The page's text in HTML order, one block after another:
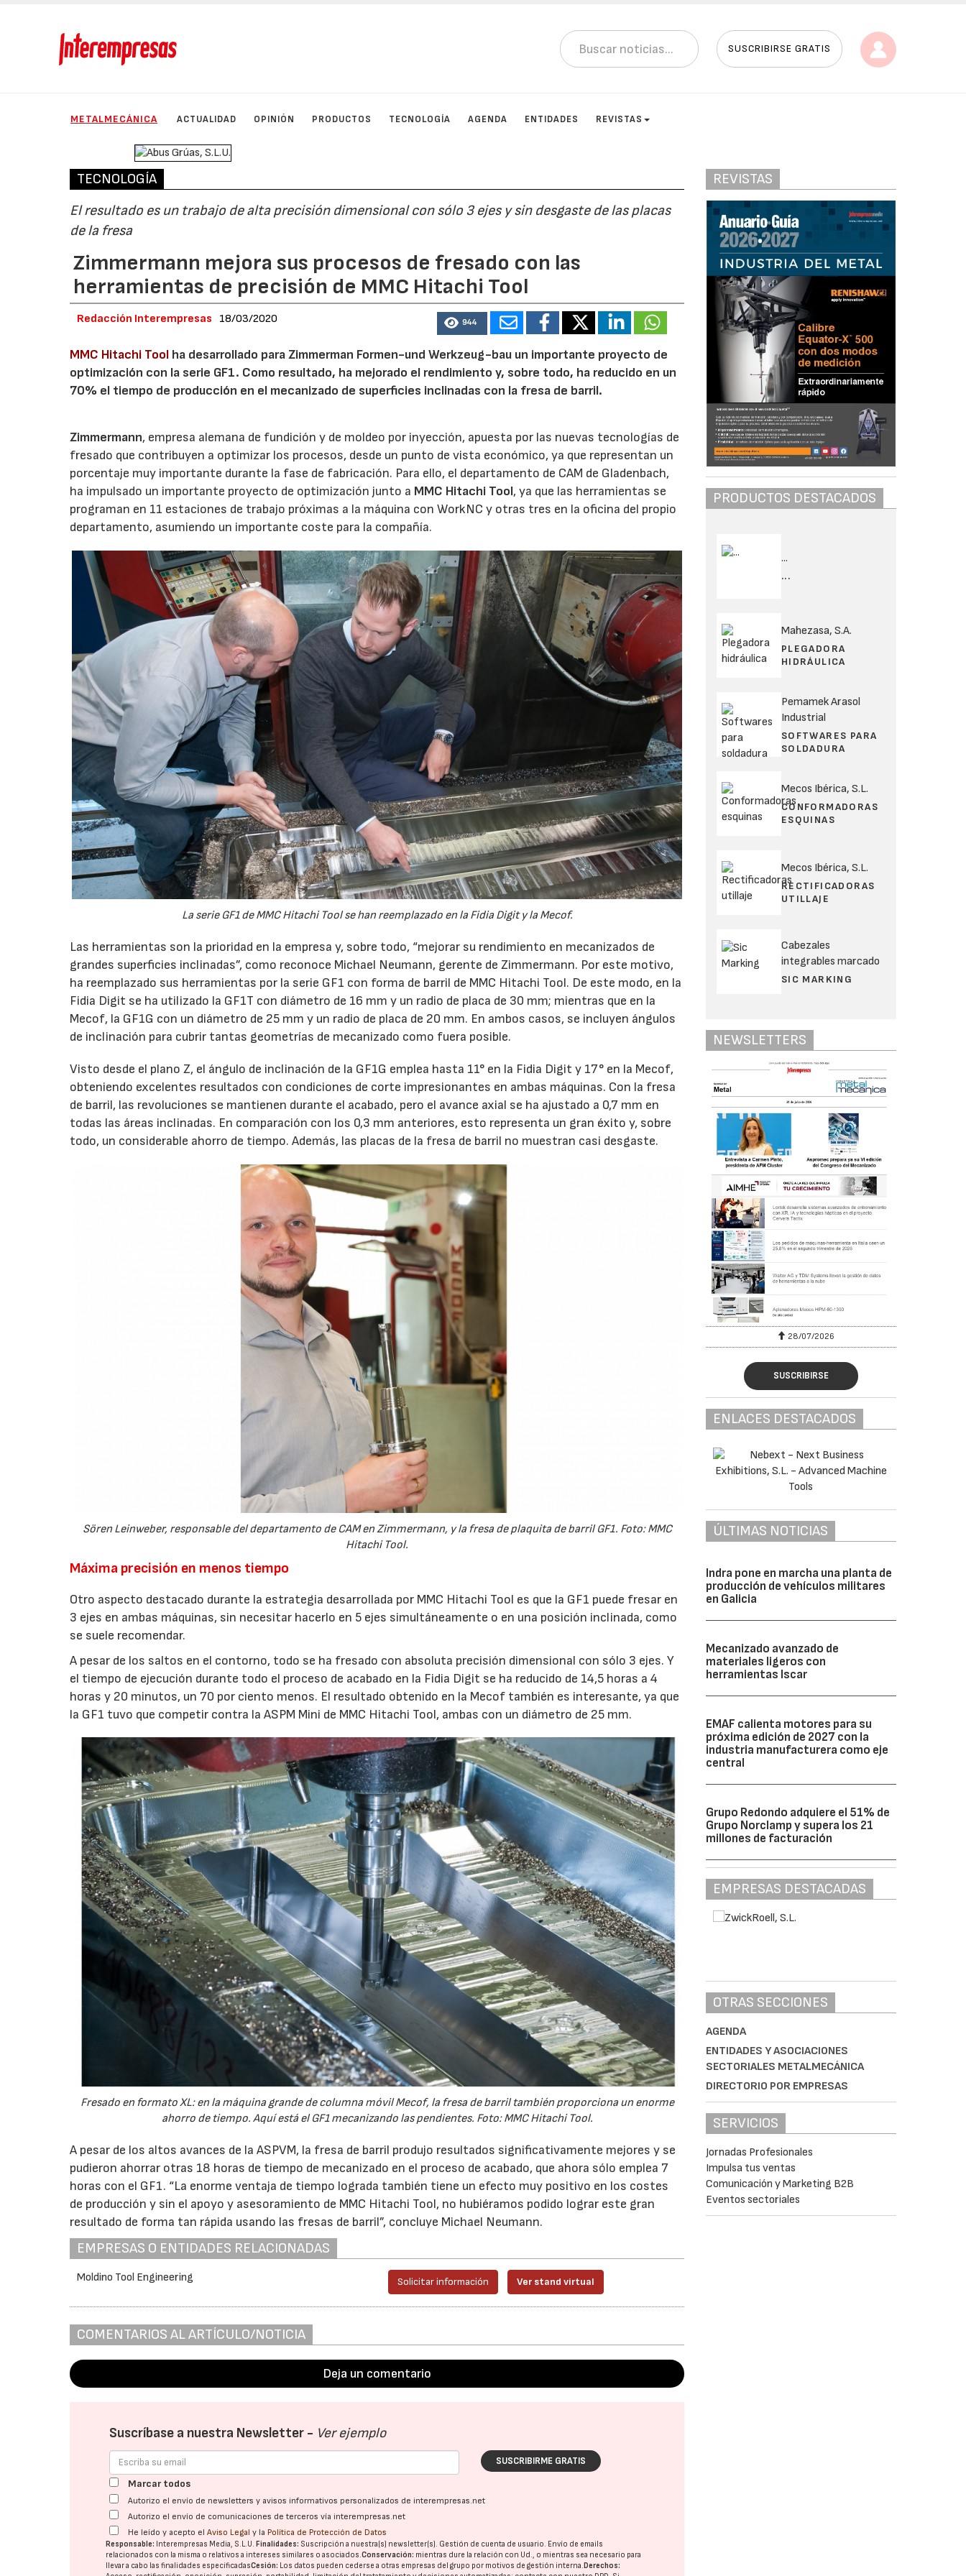
SUSCRIBIRSE GRATIS
METALMECÁNICA ACTUALIDAD OPINIÓN PRODUCTOS TECNOLOGÍA AGENDA ENTIDADES REVISTAS
TECNOLOGÍA
El resultado es un trabajo de alta precisión dimensional con sólo 3 ejes y sin desgaste de las placas
de la fresa
Zimmermann mejora sus procesos de fresado con las
herramientas de precisión de MMC Hitachi Tool
Redacción Interempresas 18/03/2020 944
MMC Hitachi Tool ha desarrollado para Zimmerman Formen-und Werkzeug-bau un importante proyecto de
optimización con la serie GF1. Como resultado, ha mejorado el rendimiento y, sobre todo, ha reducido en un
70% el tiempo de producción en el mecanizado de superficies inclinadas con la fresa de barril.
Zimmermann, empresa alemana de fundición y de moldeo por inyección, apuesta por las nuevas tecnologías de
fresado que contribuyen a optimizar los procesos, desde un punto de vista económico, ya que representan un
porcentaje muy importante durante la fase de fabricación. Para ello, el departamento de CAM de Gladenbach,
ha impulsado un importante proyecto de optimización junto a MMC Hitachi Tool, ya que las herramientas se
programan en 11 estaciones de trabajo próximas a la máquina con WorkNC y otras tres en la oficina del propio
departamento, asumiendo un importante coste para la compañía.
La serie GF1 de MMC Hitachi Tool se han reemplazado en la Fidia Digit y la Mecof.
Las herramientas son la prioridad en la empresa y, sobre todo, “mejorar su rendimiento en mecanizados de
grandes superficies inclinadas”, como reconoce Michael Neumann, gerente de Zimmermann. Por este motivo,
ha reemplazado sus herramientas por la serie GF1 con forma de barril de MMC Hitachi Tool. De este modo, en la
Fidia Digit se ha utilizado la GF1T con diámetro de 16 mm y un radio de placa de 30 mm; mientras que en la
Mecof, la GF1G con un diámetro de 25 mm y un radio de placa de 20 mm. En ambos casos, se incluyen ángulos
de inclinación para cubrir tantas geometrías de mecanizado como fuera posible.
Visto desde el plano Z, el ángulo de inclinación de la GF1G emplea hasta 11° en la Fidia Digit y 17° en la Mecof,
obteniendo excelentes resultados con condiciones de corte impresionantes en ambas máquinas. Con la fresa
de barril, las revoluciones se mantienen durante el acabado, pero el avance axial se ha ajustado a 0,7 mm en
todas las áreas inclinadas. En comparación con los 0,3 mm anteriores, esto representa un gran éxito y, sobre
todo, un considerable ahorro de tiempo. Además, las placas de la fresa de barril no muestran casi desgaste.
Sören Leinweber, responsable del departamento de CAM en Zimmermann, y la fresa de plaquita de barril GF1. Foto: MMC
Hitachi Tool.
Máxima precisión en menos tiempo
Otro aspecto destacado durante la estrategia desarrollada por MMC Hitachi Tool es que la GF1 puede fresar en
3 ejes en ambas máquinas, sin necesitar hacerlo en 5 ejes simultáneamente o en una posición inclinada, como
se suele recomendar.
A pesar de los saltos en el contorno, todo se ha fresado con absoluta precisión dimensional con sólo 3 ejes. Y
el tiempo de ejecución durante todo el proceso de acabado en la Fidia Digit se ha reducido de 14,5 horas a 4
horas y 20 minutos, un 70 por ciento menos. El resultado obtenido en la Mecof también es interesante, ya que
la GF1 tuvo que competir contra la ASPM Mini de MMC Hitachi Tool, ambas con un diámetro de 25 mm.
Fresado en formato XL: en la máquina grande de columna móvil Mecof, la fresa de barril también proporciona un enorme
ahorro de tiempo. Aquí está el GF1 mecanizando las pendientes. Foto: MMC Hitachi Tool.
A pesar de los altos avances de la ASPVM, la fresa de barril produjo resultados significativamente mejores y se
pudieron ahorrar otras 18 horas de tiempo de mecanizado en el proceso de acabado, que ahora sólo emplea 7
horas con el GF1. “La enorme ventaja de tiempo lograda también tiene un efecto muy positivo en los costes
de producción y sin el apoyo y asesoramiento de MMC Hitachi Tool, no hubiéramos podido lograr este gran
resultado de forma tan rápida usando las fresas de barril”, concluye Michael Neumann.
EMPRESAS O ENTIDADES RELACIONADAS
Moldino Tool Engineering Solicitar información Ver stand virtual
COMENTARIOS AL ARTÍCULO/NOTICIA
Deja un comentario
Suscríbase a nuestra Newsletter - Ver ejemplo
SUSCRIBIRME GRATIS
Marcar todos
Autorizo el envío de newsletters y avisos informativos personalizados de interempresas.net
Autorizo el envío de comunicaciones de terceros vía interempresas.net
He leído y acepto elAviso Legal y la Política de Protección de Datos
Responsable: Interempresas Media, S.L.U.Finalidades: Suscripción a nuestra(s) newsletter(s). Gestión de cuenta de usuario. Envío de emails
relacionados con la misma o relativos a intereses similares o asociados.Conservación: mientras dure la relación con Ud., o mientras sea necesario para
llevar a cabo las finalidades especificadasCesión: Los datos pueden cederse a otras empresas del grupo por motivos de gestión interna.Derechos:
REVISTAS
PRODUCTOS DESTACADOS
...
...
Mahezasa, S.A.
PLEGADORA
HIDRÁULICA
Pemamek Arasol
Industrial
SOFTWARES PARA
SOLDADURA
Mecos Ibérica, S.L.
CONFORMADORAS
ESQUINAS
Mecos Ibérica, S.L.
RECTIFICADORAS
UTILLAJE
Cabezales
integrables marcado
SIC MARKING
NEWSLETTERS
28/07/2026 28/07/2026
SUSCRIBIRSE
ENLACES DESTACADOS
ÚLTIMAS NOTICIAS
Indra pone en marcha una planta de
producción de vehículos militares
en Galicia
Mecanizado avanzado de
materiales ligeros con
herramientas Iscar
EMAF calienta motores para su
próxima edición de 2027 con la
industria manufacturera como eje
central
Grupo Redondo adquiere el 51% de
Grupo Norclamp y supera los 21
millones de facturación
EMPRESAS DESTACADAS
OTRAS SECCIONES
AGENDA
ENTIDADES Y ASOCIACIONES
SECTORIALES METALMECÁNICA
DIRECTORIO POR EMPRESAS
SERVICIOS
Jornadas Profesionales
Impulsa tus ventas
Comunicación y Marketing B2B
Eventos sectoriales